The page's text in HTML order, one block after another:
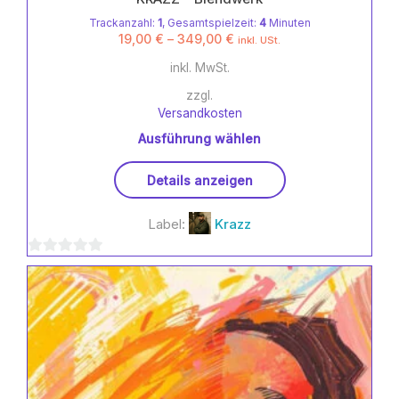
Trackanzahl: 1, Gesamtspielzeit: 4Minuten
19,00 € – 349,00 € inkl. USt.
inkl. MwSt.
zzgl.
Versandkosten
Ausführung wählen
Produkt
weist
mehrere
auf.
Die
Optionen
können
auf
der
Produktseite
Details anzeigen
Label: Krazz
0
von
5